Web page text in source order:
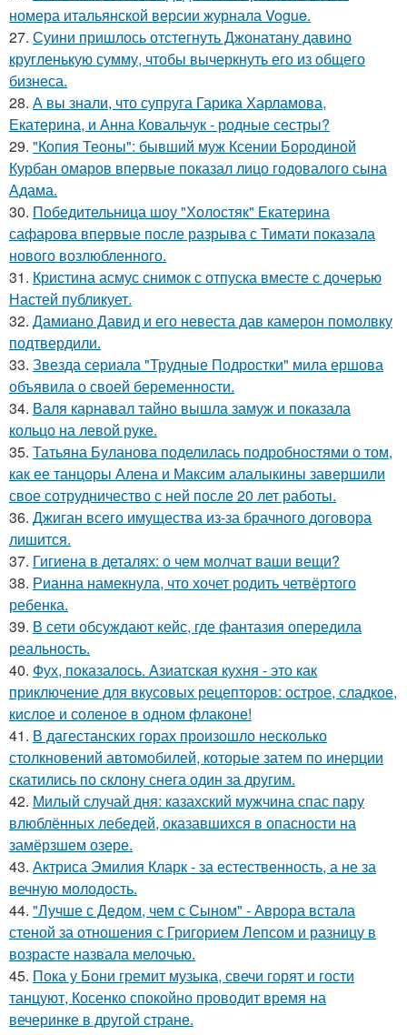
номера итальянской версии журнала Vogue.
27. Суини пришлось отстегнуть Джонатану давино
кругленькую сумму, чтобы вычеркнуть его из общего
бизнеса.
28. А вы знали, что супруга Гарика Харламова,
Екатерина, и Анна Ковальчук - родные сестры?
29. "Копия Теоны": бывший муж Ксении Бородиной
Курбан омаров впервые показал лицо годовалого сына
Адама.
30. Победительница шоу "Холостяк" Екатерина
сафарова впервые после разрыва с Тимати показала
нового возлюбленного.
31. Кристина асмус снимок с отпуска вместе с дочерью
Настей публикует.
32. Дамиано Давид и его невеста дав камерон помолвку
подтвердили.
33. Звезда сериала "Трудные Подростки" мила ершова
объявила о своей беременности.
34. Валя карнавал тайно вышла замуж и показала
кольцо на левой руке.
35. Татьяна Буланова поделилась подробностями о том,
как ее танцоры Алена и Максим алалыкины завершили
свое сотрудничество с ней после 20 лет работы.
36. Джиган всего имущества из-за брачного договора
лишится.
37. Гигиена в деталях: о чем молчат ваши вещи?
38. Рианна намекнула, что хочет родить четвёртого
ребенка.
39. В сети обсуждают кейс, где фантазия опередила
реальность.
40. Фух, показалось. Азиатская кухня - это как
приключение для вкусовых рецепторов: острое, сладкое,
кислое и соленое в одном флаконе!
41. В дагестанских горах произошло несколько
столкновений автомобилей, которые затем по инерции
скатились по склону снега один за другим.
42. Милый случай дня: казахский мужчина спас пару
влюблённых лебедей, оказавшихся в опасности на
замёрзшем озере.
43. Актриса Эмилия Кларк - за естественность, а не за
вечную молодость.
44. "Лучше с Дедом, чем с Сыном" - Аврора встала
стеной за отношения с Григорием Лепсом и разницу в
возрасте назвала мелочью.
45. Пока у Бони гремит музыка, свечи горят и гости
танцуют, Косенко спокойно проводит время на
вечеринке в другой стране.